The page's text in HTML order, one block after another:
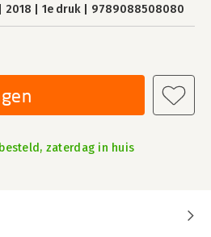
2018 1e druk 9789088508080
zaterdag in huis